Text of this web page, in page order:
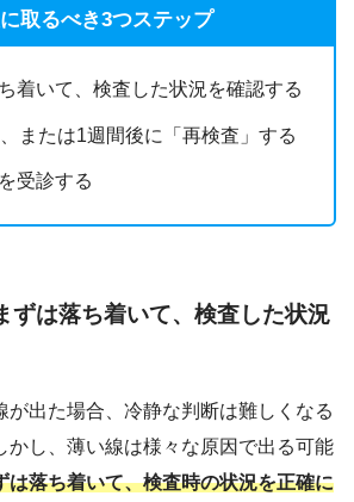
取るべき3つステップ
着いて、検査した状況を確認する
または1週間後に「再検査」する
受診する
ずは落ち着いて、検査した状況
が出た場合、冷静な判断は難しくなる
かし、薄い線は様々な原因で出る可能
は落ち着いて、検査時の状況を正確に